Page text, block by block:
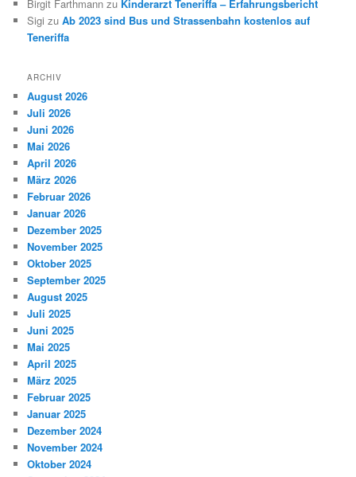
Birgit Farthmann zu Kinderarzt Teneriffa – Erfahrungsbericht
Sigi zuAb 2023 sind Bus und Strassenbahn kostenlos auf
Teneriffa
ARCHIV
August 2026
Juli 2026
Juni 2026
Mai 2026
April 2026
März 2026
Februar 2026
Januar 2026
Dezember 2025
November 2025
Oktober 2025
September 2025
August 2025
Juli 2025
Juni 2025
Mai 2025
April 2025
März 2025
Februar 2025
Januar 2025
Dezember 2024
November 2024
Oktober 2024